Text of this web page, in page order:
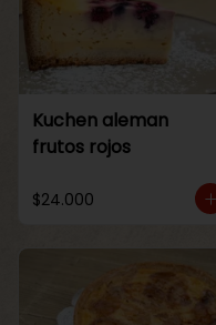
Kuchen aleman
frutos rojos
$24.000